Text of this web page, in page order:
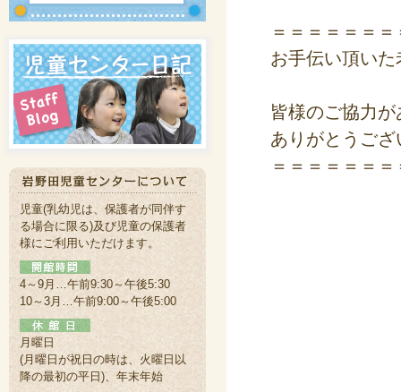
児童(乳幼児は、保護者が同伴す
る場合に限る)及び児童の保護者
様にご利用いただけます。
4～9月…午前9:30～午後5:30
10～3月…午前9:00～午後5:00
月曜日
(月曜日が祝日の時は、火曜日以
降の最初の平日)、年末年始
＝＝＝＝＝＝
お手伝い頂い
皆様のご協力
ありがとうご
＝＝＝＝＝＝